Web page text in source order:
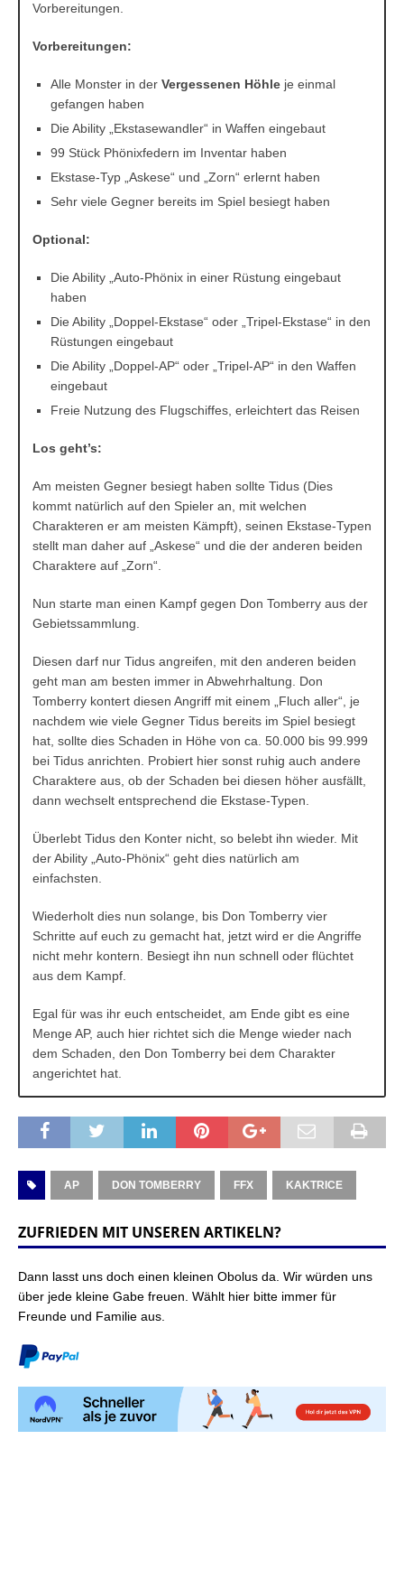
Vorbereitungen.
Vorbereitungen:
Alle Monster in der Vergessenen Höhle je einmal
gefangen haben
Die Ability „Ekstasewandler“ in Waffen eingebaut
99 Stück Phönixfedern im Inventar haben
Ekstase-Typ „Askese“ und „Zorn“ erlernt haben
Sehr viele Gegner bereits im Spiel besiegt haben
Optional:
Die Ability „Auto-Phönix in einer Rüstung eingebaut
haben
Die Ability „Doppel-Ekstase“ oder „Tripel-Ekstase“ in den
Rüstungen eingebaut
Die Ability „Doppel-AP“ oder „Tripel-AP“ in den Waffen
eingebaut
Freie Nutzung des Flugschiffes, erleichtert das Reisen
Los geht’s:
Am meisten Gegner besiegt haben sollte Tidus (Dies
kommt natürlich auf den Spieler an, mit welchen
Charakteren er am meisten Kämpft), seinen Ekstase-Typen
stellt man daher auf „Askese“ und die der anderen beiden
Charaktere auf „Zorn“.
Nun starte man einen Kampf gegen Don Tomberry aus der
Gebietssammlung.
Diesen darf nur Tidus angreifen, mit den anderen beiden
geht man am besten immer in Abwehrhaltung. Don
Tomberry kontert diesen Angriff mit einem „Fluch aller“, je
nachdem wie viele Gegner Tidus bereits im Spiel besiegt
hat, sollte dies Schaden in Höhe von ca. 50.000 bis 99.999
bei Tidus anrichten. Probiert hier sonst ruhig auch andere
Charaktere aus, ob der Schaden bei diesen höher ausfällt,
dann wechselt entsprechend die Ekstase-Typen.
Überlebt Tidus den Konter nicht, so belebt ihn wieder. Mit
der Ability „Auto-Phönix“ geht dies natürlich am
einfachsten.
Wiederholt dies nun solange, bis Don Tomberry vier
Schritte auf euch zu gemacht hat, jetzt wird er die Angriffe
nicht mehr kontern. Besiegt ihn nun schnell oder flüchtet
aus dem Kampf.
Egal für was ihr euch entscheidet, am Ende gibt es eine
Menge AP, auch hier richtet sich die Menge wieder nach
dem Schaden, den Don Tomberry bei dem Charakter
angerichtet hat.
AP DON TOMBERRY FFX KAKTRICE
ZUFRIEDEN MIT UNSEREN ARTIKELN?
Dann lasst uns doch einen kleinen Obolus da. Wir würden uns
über jede kleine Gabe freuen. Wählt hier bitte immer für
Freunde und Familie aus.